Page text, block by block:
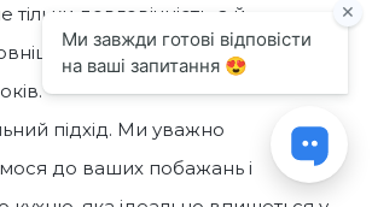
тільки довговічність, а й
вигляд кухні протягом
підхід. Ми уважно
до ваших побажань і